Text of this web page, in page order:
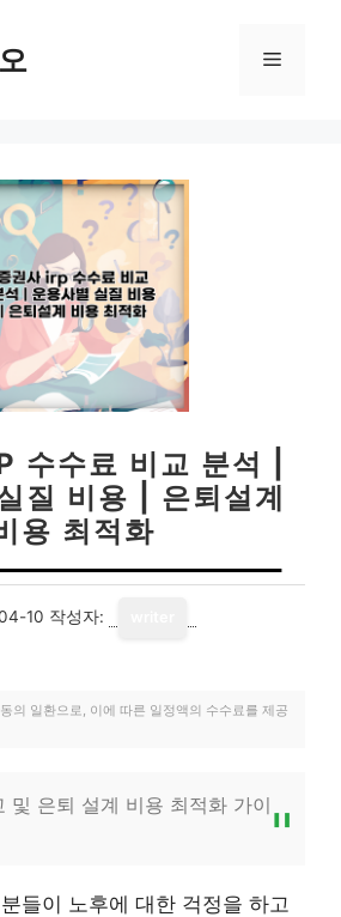
메
수수료 비교 분석 |
질 비용 | 은퇴설계
용 최적화
10 작성자:
의 일환으로, 이에 따른 일정액의 수수료를 제공
및 은퇴 설계 비용 최적화 가이
들이 노후에 대한 걱정을 하고